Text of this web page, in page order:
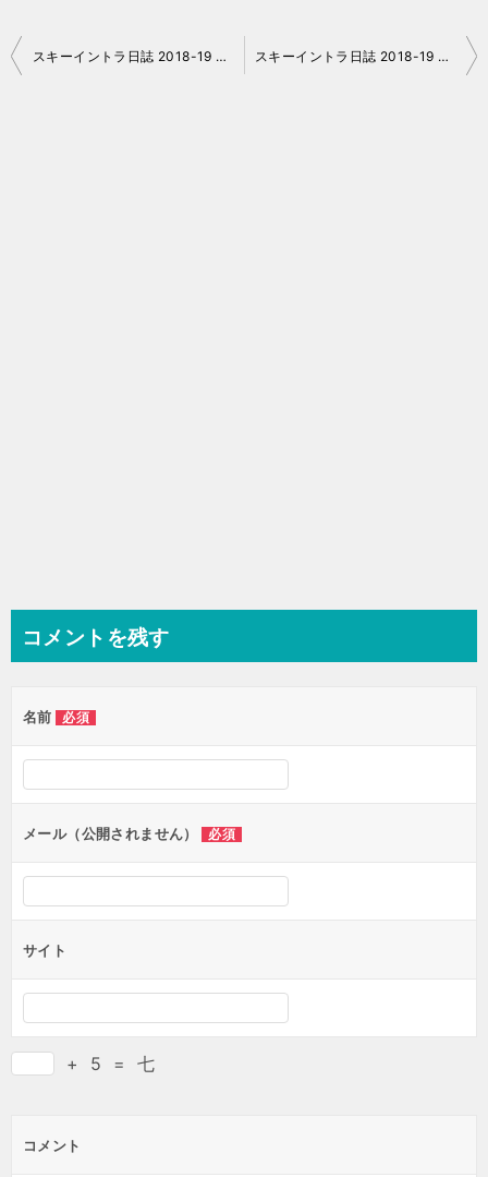
投
スキーイントラ日誌 2018-19 No.14 スキーイントラ日誌 2018-19 No.16
コメントを残す
名前 必須
メール（公開されません） 必須
サイト
+ 5 = 七
コメント